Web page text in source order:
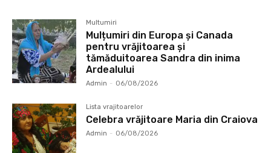
Multumiri
Mulțumiri din Europa și Canada
pentru vrăjitoarea și
tămăduitoarea Sandra din inima
Ardealului
Admin - 06/08/2026
Lista vrajitoarelor
Celebra vrăjitoare Maria din Craiova
Admin - 06/08/2026